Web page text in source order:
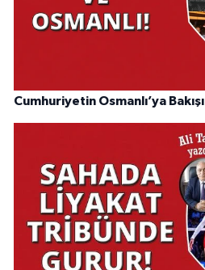
Cumhuriyetin Osmanlı’ya Bakışı